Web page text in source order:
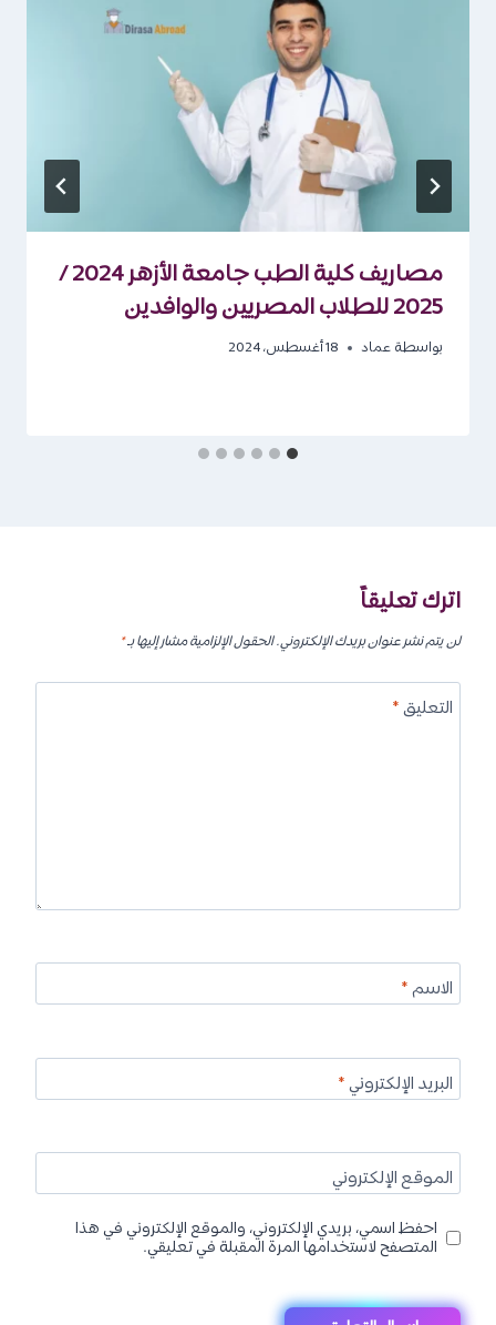
مصاريف كلية الطب جامعة الأزهر 2024 /
2025 للطلاب المصريين والوافدين
بواسطة عماد 18 أغسطس، 2024
اترك تعليقاً
لن يتم نشر عنوان بريدك الإلكتروني.الحقول الإلزامية مشار إليها بـ*
التعليق*
الاسم*
البريد الإلكتروني*
الموقع الإلكتروني
احفظ اسمي، بريدي الإلكتروني، والموقع الإلكتروني في هذا
المتصفح لاستخدامها المرة المقبلة في تعليقي.